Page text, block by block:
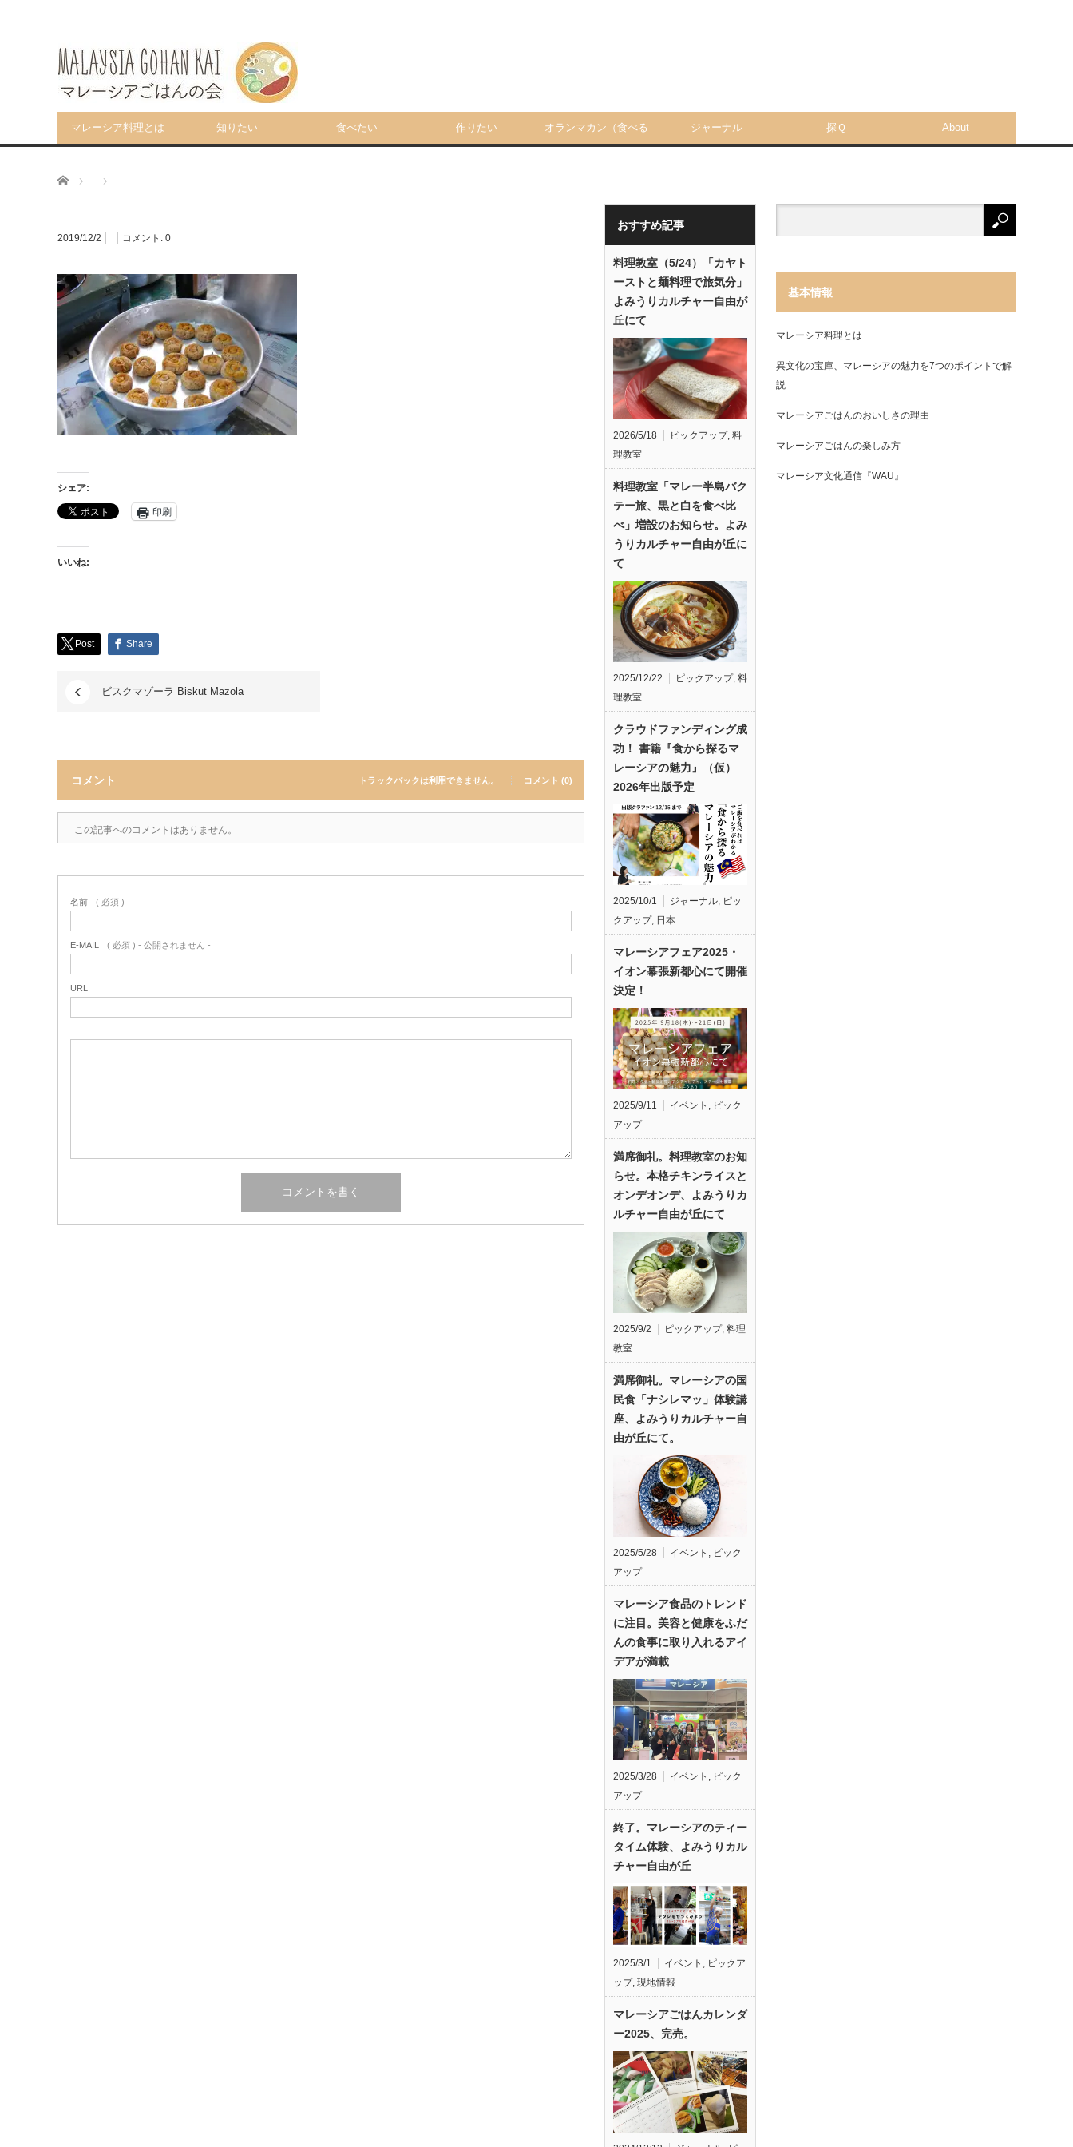
マレーシア料理とは 知りたい 食べたい 作りたい オランマカン（食べる ジャーナル 探Ｑ About
ホーム
2019/12/2 コメント: 0
シェア:
印刷
いいね:
Post Share
ビスクマゾーラ Biskut Mazola
コメント トラックバックは利用できません。 コメント (0)
この記事へのコメントはありません。
名前 ( 必須 )
E-MAIL ( 必須 ) - 公開されません -
URL
おすすめ記事
料理教室（5/24）「カヤト
ーストと麺料理で旅気分」
よみうりカルチャー自由が
丘にて
2026/5/18 ピックアップ, 料
理教室
料理教室「マレー半島バク
テー旅、黒と白を食べ比
べ」増設のお知らせ。よみ
うりカルチャー自由が丘に
て
2025/12/22 ピックアップ, 料
理教室
クラウドファンディング成
功！ 書籍『食から探るマ
レーシアの魅力』（仮）
2026年出版予定
2025/10/1 ジャーナル, ピッ
クアップ, 日本
マレーシアフェア2025・
イオン幕張新都心にて開催
決定！
2025/9/11 イベント , ピック
アップ
満席御礼。料理教室のお知
らせ。本格チキンライスと
オンデオンデ、よみうりカ
ルチャー自由が丘にて
2025/9/2 ピックアップ, 料理
教室
満席御礼。マレーシアの国
民食「ナシレマッ」体験講
座、よみうりカルチャー自
由が丘にて。
2025/5/28 イベント , ピック
アップ
マレーシア食品のトレンド
に注目。美容と健康をふだ
んの食事に取り入れるアイ
デアが満載
2025/3/28 イベント
ピック
アップ
終了。マレーシアのティー
タイム体験、よみうりカル
チャー自由が丘
2025/3/1 イベント , ピックア
ップ, 現地情報
マレーシアごはんカレンダ
ー2025、完売。
基本情報
マレーシア料理とは
異文化の宝庫、マレーシアの魅力を7つのポイントで解
説
マレーシアごはんのおいしさの理由
マレーシアごはんの楽しみ方
マレーシア文化通信『WAU』